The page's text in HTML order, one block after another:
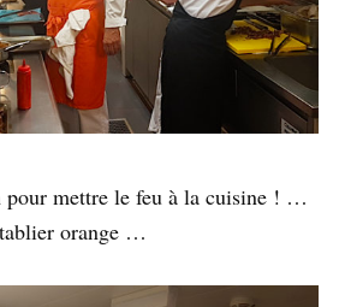
mettre le feu à la cuisine ! …
orange …